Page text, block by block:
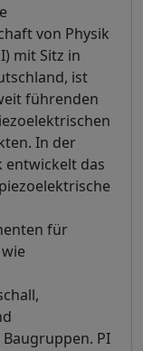
von Physik
mit Sitz in
ist
führenden
In der
entwickelt das
für
PI